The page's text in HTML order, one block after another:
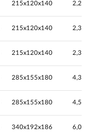
215х120х140 2,25
215х120х140 2,3
215х120х140 2,3
285х155х180 4,3
285х155х180 4,5
340х192х186 6,0